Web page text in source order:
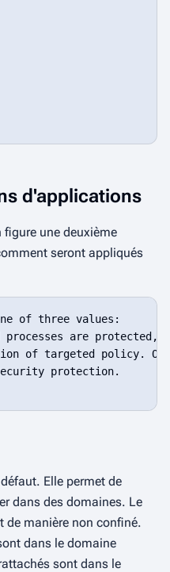
d'applications
une deuxième
seront appliqués
one of three values:
are protected,
of targeted policy.
protection.
Elle permet de
dans des domaines. Le
de manière non confiné.
dans le domaine
sont dans le